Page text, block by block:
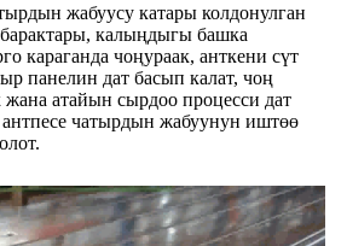
жабуусу катары колдонулган
барактары, калыңдыгы башка
караганда чоңураак, анткени сүт
панелин дат басып калат, чоң
атайын сырдоо процесси дат
антпесе чатырдын жабуунун иштөө